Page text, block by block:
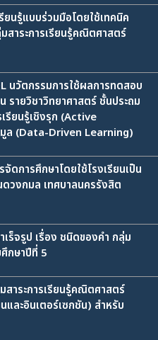
นรู้แบบร่วมมือโดยใช้เทคนิค
สาระการเรียนรู้คณิตศาสตร์
นวัตกรรมการใช้ผลการทดสอบ
รายวิชาวิทยาศาสตร์ ชั้นประถม
รียนรู้เชิงรุก (Active
มูล (Data-Driven Learning)
จัดการศึกษาโดยใช้โรงเรียนเป็น
วงกมล เทศบาลนครรังสิต
ร็จรูป เรื่อง ชนิดของคำ กลุ่ม
ศึกษาปีที่ 5
สาระการเรียนรู้คณิตศาสตร์
และอินเตอร์เซกชัน) สำหรับ